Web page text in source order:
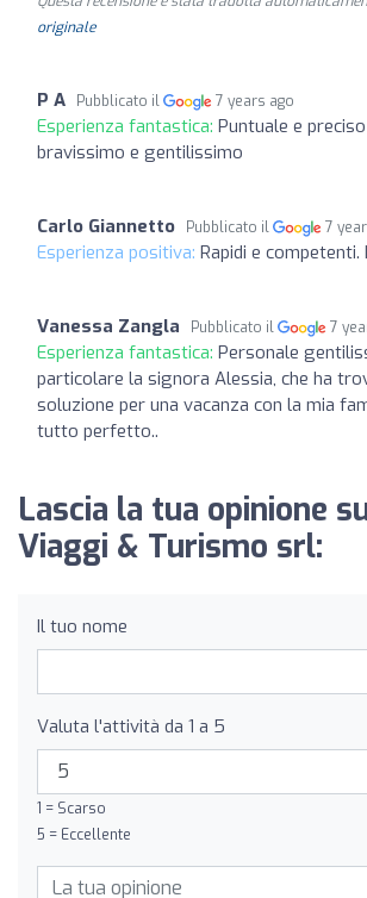
originale
P A Pubblicato il 7 years ago
Esperienza fantastica: Puntuale e
bravissimo e gentilissimo
Carlo Giannetto Pubblicato il 7
Esperienza positiva: Rapidi e competenti.
Vanessa Zangla Pubblicato il 7
Esperienza fantastica: Personale
particolare la signora Alessia, che ha
soluzione per una vacanza con la mia
tutto perfetto..
Lascia la tua opinione
Viaggi & Turismo srl:
Il tuo nome
Valuta l'attività da 1 a 5
1 = Scarso
5 = Eccellente